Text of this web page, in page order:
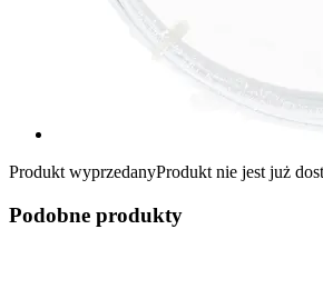
Produkt wyprzedanyProdukt nie jest już
Podobne produkty